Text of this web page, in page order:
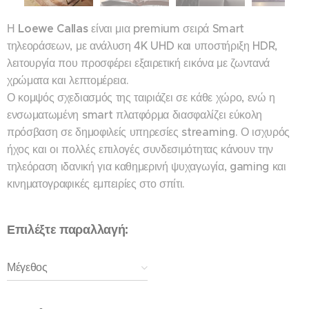
Η Loewe Callasείναι μια premium σειρά Smart
τηλεοράσεων, με ανάλυση 4K UHD και υποστήριξη HDR,
λειτουργία που προσφέρει εξαιρετική εικόνα με ζωντανά
χρώματα και λεπτομέρεια.
Ο κομψός σχεδιασμός της ταιριάζει σε κάθε χώρο, ενώ η
ενσωματωμένη smart πλατφόρμα διασφαλίζει εύκολη
πρόσβαση σε δημοφιλείς υπηρεσίες streaming. Ο ισχυρός
ήχος και οι πολλές επιλογές συνδεσιμότητας κάνουν την
τηλεόραση ιδανική για καθημερινή ψυχαγωγία, gaming και
κινηματογραφικές εμπειρίες στο σπίτι.
Επιλέξτε παραλλαγή:
Μέγεθος